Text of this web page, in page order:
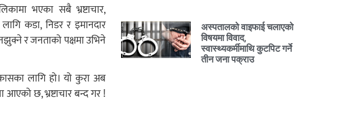
भएका सबै भ्रष्टाचार,
कडा, निडर र इमानदार
र जनताको पक्षमा उभिने
लागि हो। यो कुरा अब
छ, भ्रष्टाचार बन्द गर !
अस्पतालको वाइफाई चलाएको
विषयमा विवाद,
स्वास्थ्यकर्मीमाथि कुटपिट गर्ने
तीन जना पक्राउ